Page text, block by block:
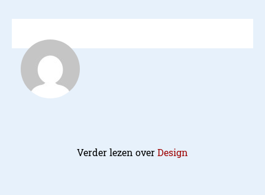
Verder lezen overDesign